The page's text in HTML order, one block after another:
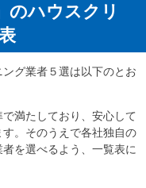
のハウスクリ
ング業者５選は以下のとお
満たしており、安心して
。そのうえで各社独自の
を選べるよう、一覧表に